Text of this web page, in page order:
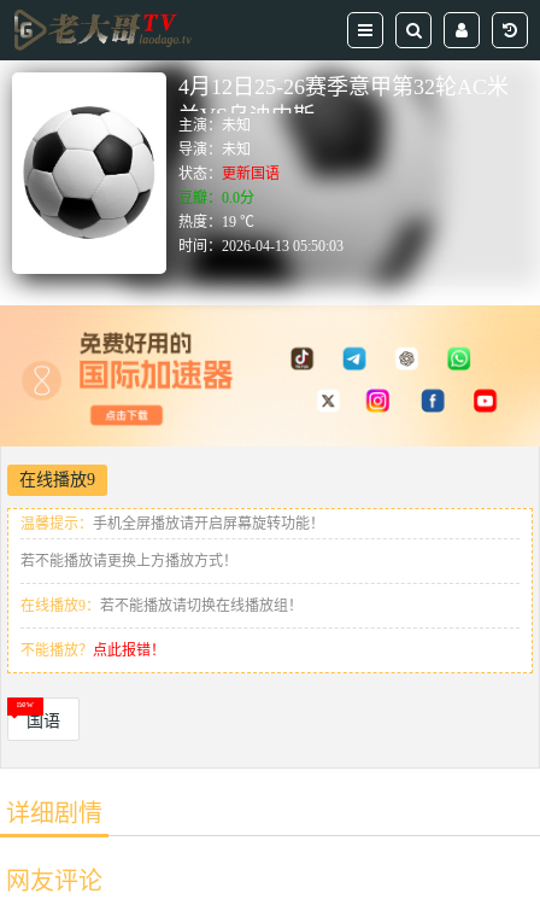
4月12日25-26赛季意甲第32轮AC米
兰VS乌迪内斯
主演： 未知
导演：未知
状态： 更新国语
豆瓣：0.0分
热度：19 ℃
时间：2026-04-13 05:50:03
在线播放9
温馨提示： 手机全屏播放请开启屏幕旋转功能！
若不能播放请更换上方播放方式！
在线播放9： 若不能播放请切换在线播放组！
不能播放？ 点此报错！
国语
详细剧情
网友评论